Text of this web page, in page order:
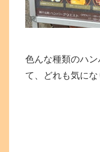
色んな種類のハ
て、どれも気にな